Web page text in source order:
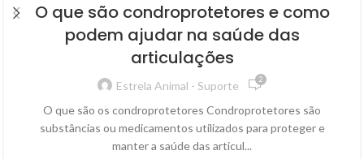
O que são condroprotetores e como
podem ajudar na saúde das
articulações
Estrela Animal - Suporte 2
O que são os condroprotetores Condroprotetores são
substâncias ou medicamentos utilizados para proteger e
manter a saúde das articul...